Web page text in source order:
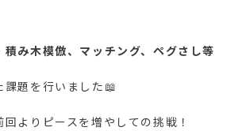
積み木模倣、マッチング、ペグさし等
課題を行いました📖
よりピースを増やしての挑戦！